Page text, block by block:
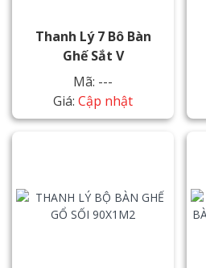
Thanh Lý 7 Bô Bàn
Ghế Sắt V
Mã: ---
Giá: Cập nhật